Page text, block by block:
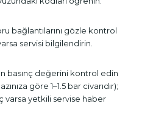
bağlantılarını gözle kontrol
servisi bilgilendirin.
basınç değerini kontrol edin
göre 1–1.5 bar civarıdır);
varsa yetkili servise haber